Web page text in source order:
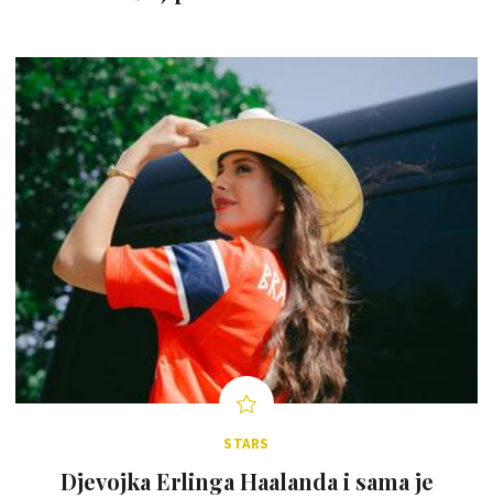
STARS
Djevojka Erlinga Haalanda i sama je